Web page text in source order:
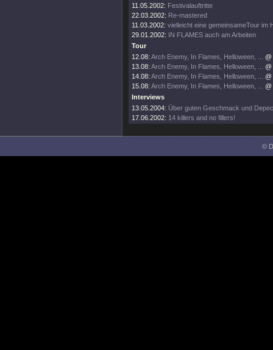
11.05.2002: Festivalauftritte
22.03.2002: Re-mastered
11.03.2002: vielleicht eine gemeinsameTour im
29.01.2002: IN FLAMES auch am Arbeiten
Tour
12.08: Arch Enemy, In Flames, Helloween, ...
13.08: Arch Enemy, In Flames, Helloween, ...
14.08: Arch Enemy, In Flames, Helloween, ...
15.08: Arch Enemy, In Flames, Helloween, ...
Interviews
13.05.2004: Über guten Geschmack und
17.06.2002: 14 killers and no fillers!
©